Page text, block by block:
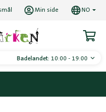
Badelandet: 10:00 - 19:00
Min side NO